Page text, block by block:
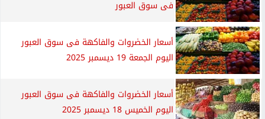
فى سوق العبور
أسعار الخضروات والفاكهة فى سوق العبور
اليوم الجمعة 19 ديسمبر 2025
أسعار الخضروات والفاكهة فى سوق العبور
اليوم الخميس 18 ديسمبر 2025